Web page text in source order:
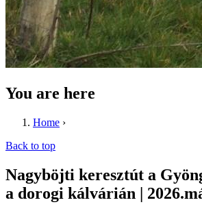
You are here
Home ›
Back to top
Nagyböjti keresztút a
a dorogi kálvárián |